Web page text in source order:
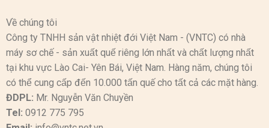
Về chúng tôi
Công ty TNHH sản vật nhiệt đới Việt Nam - (VNTC) có nhà
máy sơ chế - sản xuất quế riêng lớn nhất và chất lượng nhất
tại khu vực Lào Cai- Yên Bái, Việt Nam. Hàng năm, chúng tôi
có thể cung cấp đến 10.000 tấn quế cho tất cả các mặt hàng.
ĐDPL: Mr. Nguyễn Văn Chuyền
Tel: 0912 775 795